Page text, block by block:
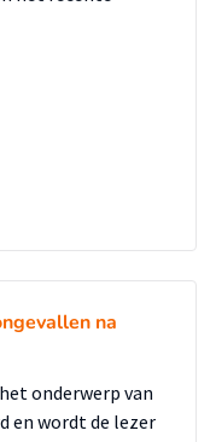
na
onderwerp van
en wordt de lezer